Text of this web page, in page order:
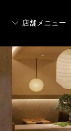
店舗メニュー